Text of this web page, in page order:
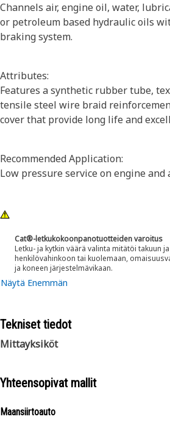
Channels air, engine oil, water,
or petroleum based hydraulic oils
braking system.
Attributes:
Features a synthetic rubber tube,
tensile steel wire braid
cover that provide long life and
Recommended Application:
Low pressure service on engine and
Cat®-letkukokoonpanotuotteiden varoitus
Letku- ja kytkin väärä valinta mitätöi takuun
henkilövahinkoon tai kuolemaan,
ja koneen järjestelmävikaan.
Näytä Enemmän
Tekniset tiedot
Mittayksiköt
Yhteensopivat mallit
Maansiirtoauto